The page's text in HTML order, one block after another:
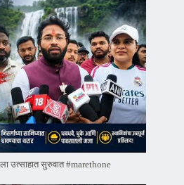
उत्साहात सुरुवात #marethone